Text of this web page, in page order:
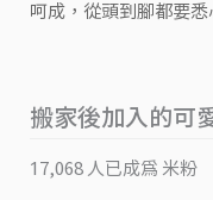
呵成，從頭到腳都要
搬家後加入的可
17,068 人已成為 米粉